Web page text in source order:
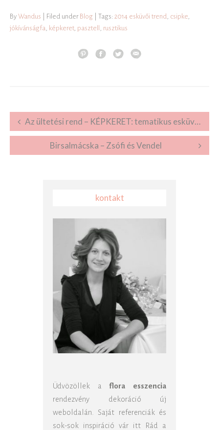
By Wandus | Filed under Blog | Tags: 2014 esküvői trend, csipke,
jókívánságfa, képkeret, pasztell , rusztikus
Post navigation
Az ültetési rend – KÉPKERET: tematikus esküvői dekor
Birsalmácska – Zsófi és Vendel
kontakt
Üdvözöllek aflora esszencia
rendezvény dekoráció új
weboldalán. Saját referenciák és
sok-sok inspiráció vár itt Rád a